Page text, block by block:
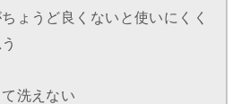
ょうど良くないと使いにくく
洗えない